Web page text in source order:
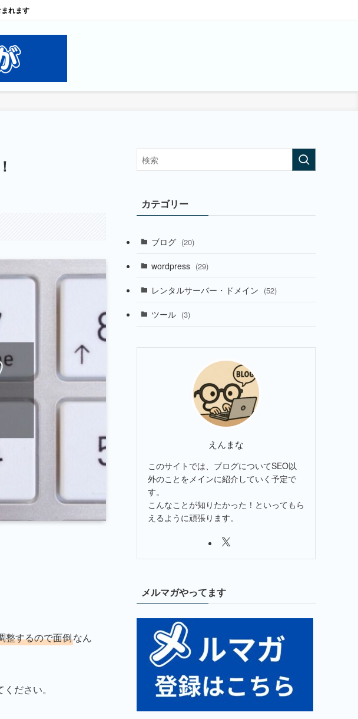
れます
整するので面倒なん
ださい。
カテゴリー
ブログ (20)
wordpress (29)
レンタルサーバー・ドメイン (52)
ツール (3)
えんまな
このサイトでは、ブログについてSEO以
外のことをメインに紹介していく予定で
す。
こんなことが知りたかった！といってもら
えるように頑張ります。
メルマガやってます